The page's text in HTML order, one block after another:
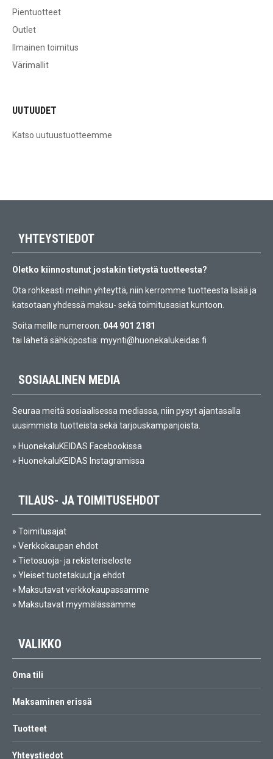
Pientuotteet
Outlet
Ilmainen toimitus
Värimallit
UUTUUDET
Katso uutuustuotteemme
YHTEYSTIEDOT
Oletko kiinnostunut jostakin tietystä tuotteesta?
Ota rohkeasti meihin yhteyttä, niin kerromme tuotteesta lisää ja
katsotaan yhdessä maksu- sekä toimitusasiat kuntoon.
Soita meille numeroon: 044 901 2181
tai lähetä sähköpostia: myynti@huonekalukeidas.fi
SOSIAALINEN MEDIA
Seuraa meitä sosiaalisessa mediassa, niin pysyt ajantasalla
uusimmista tuotteista sekä tarjouskampanjoista.
» HuonekaluKEIDAS Facebookissa
» HuonekaluKEIDAS Instagramissa
TILAUS- JA TOIMITUSEHDOT
» Toimitusajat
» Verkkokaupan ehdot
» Tietosuoja- ja rekisteriseloste
» Yleiset tuotetakuut ja ehdot
» Maksutavat verkkokaupassamme
» Maksutavat myymälässämme
VALIKKO
Oma tili
Maksaminen erissä
Tuotteet
Yhteystiedot